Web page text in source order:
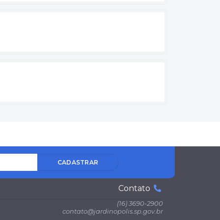
CADASTRAR
Contato
(16) 3690-2900
contato@jardinopolis.sp.gov.br